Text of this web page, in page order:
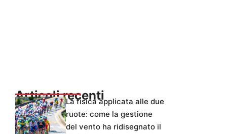
Articoli recentiLa fisica applicata alle due
ruote: come la gestione
del vento ha ridisegnato il